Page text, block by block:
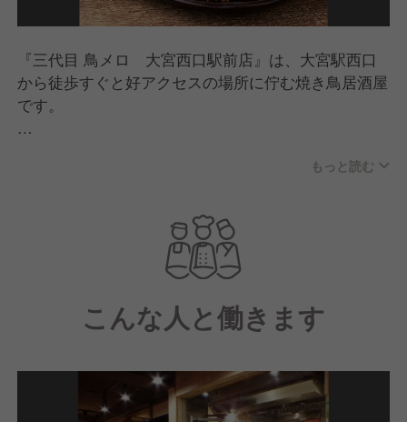
『三代目 鳥メロ 大宮西口駅前店』は、大宮駅西口
から徒歩すぐと好アクセスの場所に佇む焼き鳥居酒屋
です。
を、初代から受け継がれる秘伝の"ぷるぷるダレ"で提
自慢の串揚げにはパン粉にこだわり、隠し味として豆
乳ときなこをブレンドしています。
さらに、ご宴会コースでは黒毛和牛のすき焼きや水炊
き鍋などの贅沢メニューをご用意。
活気あふれる空間の中で、多彩なメニューをお楽しみ
もっと読む
こんな人と働きます